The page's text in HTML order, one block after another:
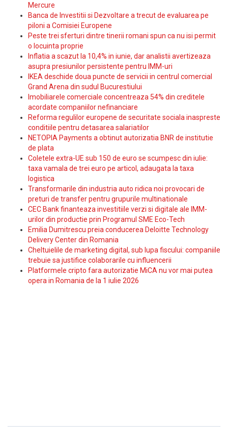
Mercure
Banca de Investitii si Dezvoltare a trecut de evaluarea pe
piloni a Comisiei Europene
Peste trei sferturi dintre tinerii romani spun ca nu isi permit
o locuinta proprie
Inflatia a scazut la 10,4% in iunie, dar analistii avertizeaza
asupra presiunilor persistente pentru IMM-uri
IKEA deschide doua puncte de servicii in centrul comercial
Grand Arena din sudul Bucurestiului
Imobiliarele comerciale concentreaza 54% din creditele
acordate companiilor nefinanciare
Reforma regulilor europene de securitate sociala inaspreste
conditiile pentru detasarea salariatilor
NETOPIA Payments a obtinut autorizatia BNR de institutie
de plata
Coletele extra-UE sub 150 de euro se scumpesc din iulie:
taxa vamala de trei euro pe articol, adaugata la taxa
logistica
Transformarile din industria auto ridica noi provocari de
preturi de transfer pentru grupurile multinationale
CEC Bank finanteaza investitiile verzi si digitale ale IMM-
urilor din productie prin Programul SME Eco-Tech
Emilia Dumitrescu preia conducerea Deloitte Technology
Delivery Center din Romania
Cheltuielile de marketing digital, sub lupa fiscului: companiile
trebuie sa justifice colaborarile cu influencerii
Platformele cripto fara autorizatie MiCA nu vor mai putea
opera in Romania de la 1 iulie 2026